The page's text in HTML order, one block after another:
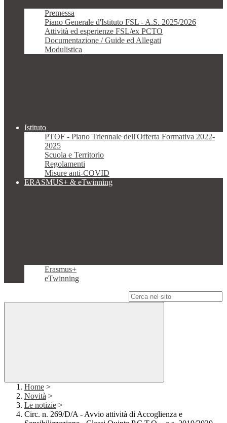
Premessa
Piano Generale d'Istituto FSL - A.S. 2025/2026
Attività ed esperienze FSL/ex PCTO
Documentazione / Guide ed Allegati
Modulistica
Istituto
PTOF - Piano Triennale dell'Offerta Formativa 2022-
2025
Scuola e Territorio
Regolamenti
Misure anti-COVID
ERASMUS+ & eTwinning
Erasmus+
eTwinning
Home >
Novità >
Le notizie >
Circ. n. 269/D/A - Avvio attività di Accoglienza e